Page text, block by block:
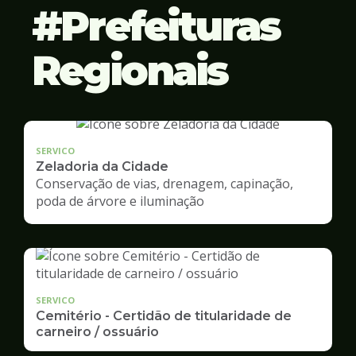
Prefeituras
Regionais
SERVICO
Zeladoria da Cidade
Conservação de vias, drenagem, capinação,
poda de árvore e iluminação
SERVICO
Cemitério - Certidão de titularidade de
carneiro / ossuário